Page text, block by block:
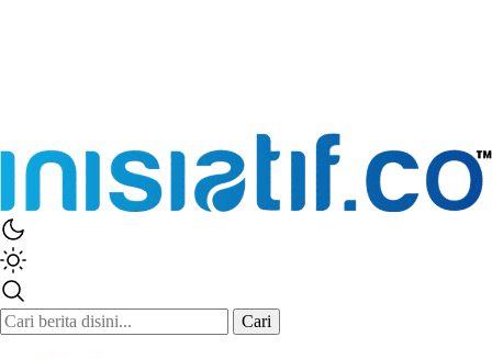
Inisiatif.co
Stay Connected Stay Informed
Cari